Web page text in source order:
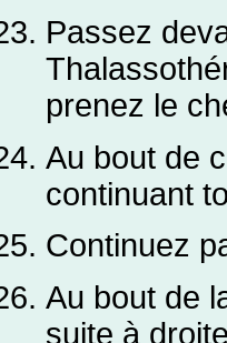
Passez
prenez le
Au bout de
continuant
Continuez
Au bout de
suite à